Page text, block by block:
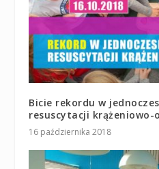
Bicie rekordu w
resuscytacji krążeniowo-
16 października 2018